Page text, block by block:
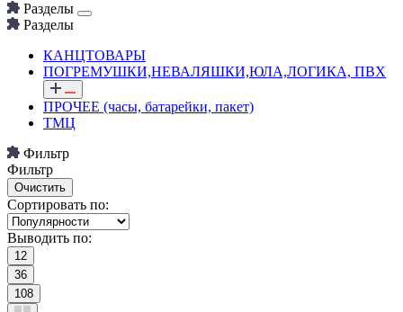
Разделы
Разделы
КАНЦТОВАРЫ
ПОГРЕМУШКИ,НЕВАЛЯШКИ,ЮЛА,ЛОГИКА, ПВХ
ПРОЧЕЕ (часы, батарейки, пакет)
ТМЦ
Фильтр
Фильтр
Сортировать по:
Выводить по:
12
36
108